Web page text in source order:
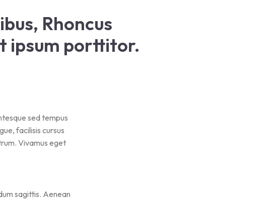
Rhoncus
ipsum porttitor.
sed tempus
facilisis cursus
Vivamus eget
sagittis. Aenean